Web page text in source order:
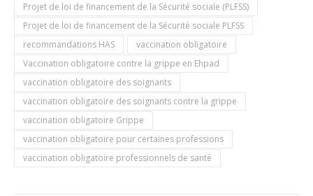
Projet de loi de financement de la Sécurité sociale (PLFSS)
Projet de loi de financement de la Sécurité sociale PLFSS
recommandations HAS
vaccination obligatoire
Vaccination obligatoire contre la grippe en Ehpad
vaccination obligatoire des soignants
vaccination obligatoire des soignants contre la grippe
vaccination obligatoire Grippe
vaccination obligatoire pour certaines professions
vaccination obligatoire professionnels de santé